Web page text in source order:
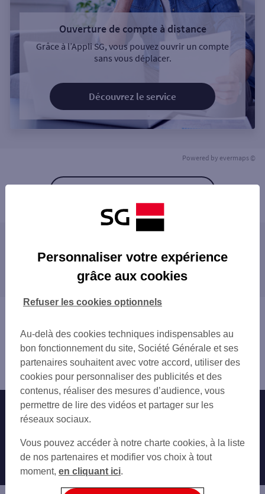
Ouverture de compte à distance
Grâce à l’Appli SG, vous pouvez ouvrir un compte
sans vous déplacer.
Découvrez le service
Powered by evermaps ©
TROUVILLE SUR MER
VILLERS SUR MER ARC
HONFLEUR
LE HAVRE
DIVES SUR MER
LE HAVRE RENE COTY
CABOURG
LE HAVRE SANVIC
SAINTE ADRESSE
LE HAVRE GRAVILLE
LE HAVRE BLEVILLE
LE HAVRE CAUCRIAUVILLE
HARFLEUR
Les agences SG dans les villes à proximité
Deauville
Nos engagements Nous contacter
Autres sites SG
Professionnels
Entreprises
Personnaliser votre expérience
grâce aux cookies
Au-delà des cookies techniques indispensables au
bon fonctionnement du site, Société Générale et ses
partenaires souhaitent avec votre accord, utiliser des
cookies pour personnaliser des publicités et des
contenus, réaliser des mesures d’audience, vous
permettre de lire des vidéos et partager sur les
réseaux sociaux.
Vous pouvez accéder à notre charte cookies, à la liste
de nos partenaires et modifier vos choix à tout
moment, en cliquant ici.
Refuser les cookies optionnels